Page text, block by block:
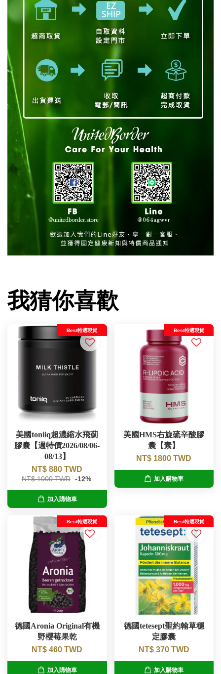
我猜你喜歡
Best特選現貨
美國toniiq超濃縮水飛薊
膠囊【週特價2026/08/06-
08/13】
NT$ 880 TWD
NT$ 1000 TWD -12%
加入購物車
Best特選現貨
美國HMS右旋硫辛酸膠
囊【素】
NT$ 1800 TWD
加入購物車
Best特選現貨
德國Aronia Original有機
野櫻莓果乾
NT$ 460 TWD
加入購物車
Best特選現貨
德國tetesept聖約翰草穩
定膠囊
NT$ 370 TWD
加入購物車